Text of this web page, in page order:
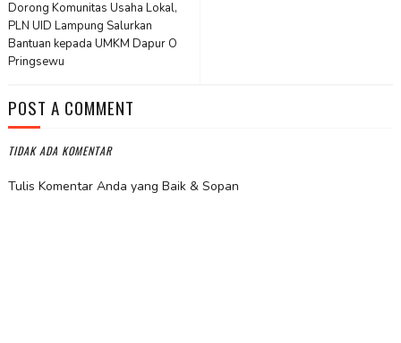
Dorong Komunitas Usaha Lokal,
PLN UID Lampung Salurkan
Bantuan kepada UMKM Dapur O
Pringsewu
POST A COMMENT
TIDAK ADA KOMENTAR
Tulis Komentar Anda yang Baik & Sopan